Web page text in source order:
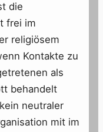
die
frei im
religiösem
Kontakte zu
als
behandelt
neutraler
mit im